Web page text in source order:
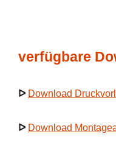
verfügbare
ᐅ Download
ᐅ Download